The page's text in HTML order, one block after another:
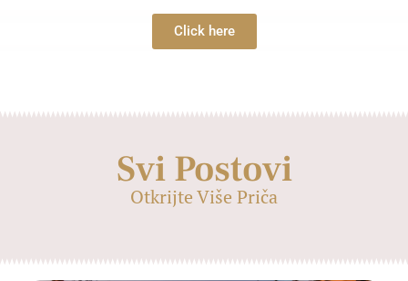
Click here
Svi Postovi
Otkrijte Više Priča